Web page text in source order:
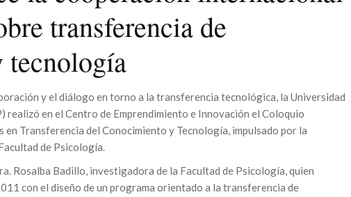
transferencia de
tecnología
y el diálogo en torno a la transferencia tecnológica, la Universidad
realizó en el Centro de Emprendimiento e Innovación el Coloquio
en Transferencia del Conocimiento y Tecnología, impulsado por la
de Psicología.
Rosalba Badillo, investigadora de la Facultad de Psicología, quien
con el diseño de un programa orientado a la transferencia de